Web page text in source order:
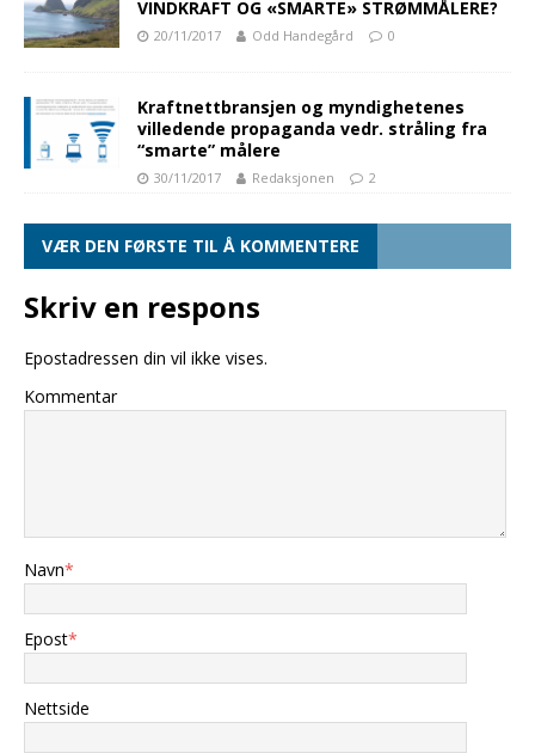
VINDKRAFT OG «SMARTE» STRØMMÅLERE?
20/11/2017 Odd Handegård 0
Kraftnettbransjen og myndighetenes
villedende propaganda vedr. stråling fra
“smarte” målere
30/11/2017 Redaksjonen 2
VÆR DEN FØRSTE TIL Å KOMMENTERE
Skriv en respons
Epostadressen din vil ikke vises.
Kommentar
Navn*
Epost*
Nettside